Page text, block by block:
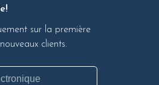
sur la première
clients.